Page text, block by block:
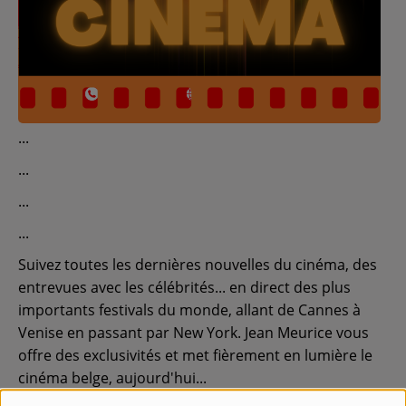
Contact
Régie Publicitaire
Recherche d'un titre
SE CONNECTER
Suivez toutes les dernières nouvelles du cinéma, des
entrevues avec les célébrités... en direct des plus
importants festivals du monde, allant de Cannes à
Venise en passant par New York. Jean Meurice vous
offre des exclusivités et met fièrement en lumière le
cinéma belge, aujourd'hui